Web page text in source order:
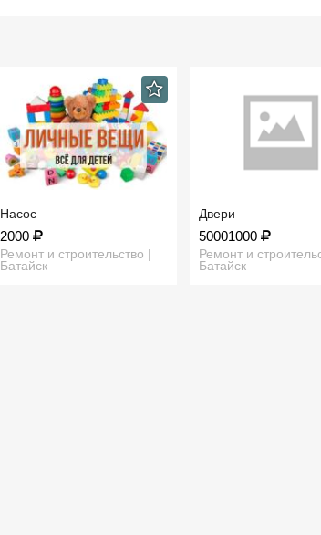
Насос
2000
Ремонт и строительство |
Батайск
Двери
50001000
Ремонт и
Батайск